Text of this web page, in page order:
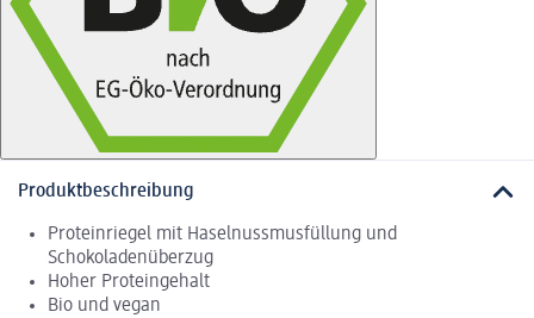
Produktbeschreibung
Proteinriegel mit Haselnussmusfüllung und
Schokoladenüberzug
Hoher Proteingehalt
Bio und vegan